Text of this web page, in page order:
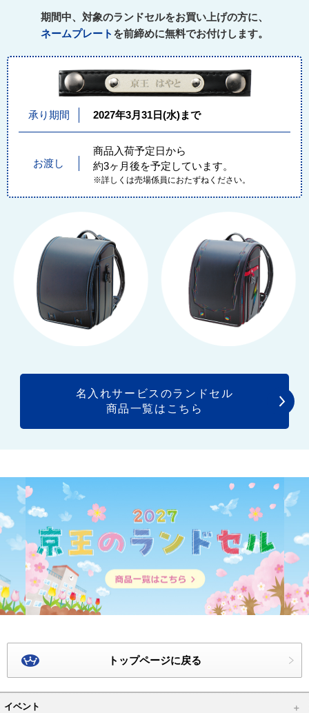
期間中、対象のランドセルをお買い上げの方に、
ネームプレート を前締めに無料でお付けします。
承り期間 2027年3月31日(水)まで
お渡し
商品入荷予定日から
約3ヶ月後を予定しています。
※詳しくは売場係員におたずねください。
名入れサービスのランドセル
商品一覧はこちら
トップページに戻る
イベント